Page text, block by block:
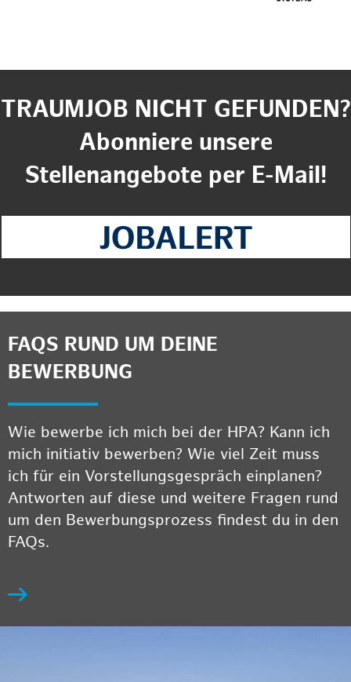
TRAUMJOB NICHT GEFUNDEN?
Abonniere unsere
Stellenangebote per E-Mail!
FAQS RUND UM DEINE
BEWERBUNG
Wie bewerbe ich mich bei der HPA? Kann ich
mich initiativ bewerben? Wie viel Zeit muss
ich für ein Vorstellungsgespräch einplanen?
Antworten auf diese und weitere Fragen rund
um den Bewerbungsprozess findest du in den
FAQs.